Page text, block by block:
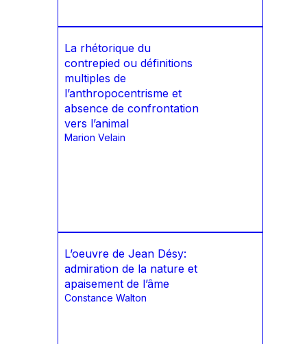
La rhétorique du
contrepied ou définitions
multiples de
l’anthropocentrisme et
absence de confrontation
vers l’animal
Marion Velain
L’oeuvre de Jean Désy:
admiration de la nature et
apaisement de l’âme
Constance Walton